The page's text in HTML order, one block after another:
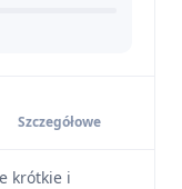
Szczegółowe
krótkie i